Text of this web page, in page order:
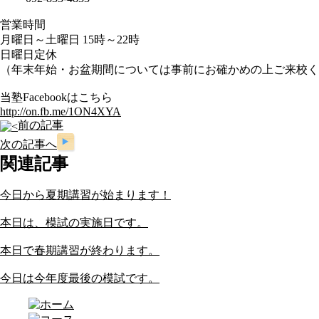
営業時間
月曜日～土曜日 15時～22時
日曜日定休
（年末年始・お盆期間については事前にお確かめの上ご来校
当塾Facebookはこちら
http://on.fb.me/1ON4XYA
前の記事
次の記事へ
関連記事
今日から夏期講習が始まります！
本日は、模試の実施日です。
本日で春期講習が終わります。
今日は今年度最後の模試です。